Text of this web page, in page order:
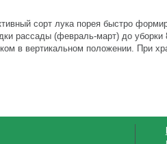
сорт лука порея быстро
рассады (февраль-март) до уборки
в вертикальном положении. При